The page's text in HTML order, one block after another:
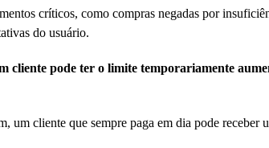
críticos, como compras negadas por
do usuário.
cliente pode ter o limite temporariamente
um cliente que sempre paga em dia pode receber